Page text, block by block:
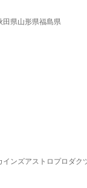
田県山形県福島県
インズアストロプロダク